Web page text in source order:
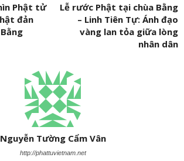
Phật tử
đản
Lễ rước Phật tại chùa Bằng
– Linh Tiên Tự: Ánh đạo
vàng lan tỏa giữa lòng
nhân dân
Nguyễn Tường Cẩm Vân
http://phattuvietnam.net